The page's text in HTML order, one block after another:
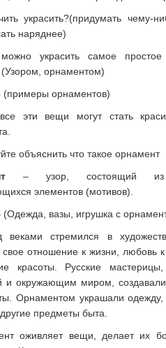
украсить?(придумать чему-
наряднее)
украсить самое простое
(Узором, орнаментом)
(примеры орнаментов)
эти вещи могут стать
объяснить что такое орнамент
– узор, состоящий из
элементов (мотивов).
(Одежда, вазы, игрушка с
веками стремился в
свое отношение к жизни, любовь
красоты. Русские
и окружающим миром,
Орнаментом украшали одежду,
предметы быта.
оживляет вещи, делает их